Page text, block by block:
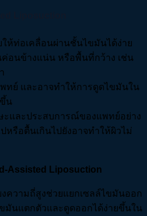
ห้ท่อเคลื่อนผ่านชั้นไขมันได้ง่าย
อนข้างแน่น หรือพื้นที่กว้าง เช่น
ทย์ และอาจทำให้การดูดไขมันใน
น
ะและประสบการณ์ของแพทย์อย่าง
หรือตื้นเกินไปยังอาจทำให้ผิวไม่
Assisted Liposuction
ความถี่สูงช่วยแยกเซลล์ไขมันออก
มันแตกตัวและดูดออกได้ง่ายขึ้นใน